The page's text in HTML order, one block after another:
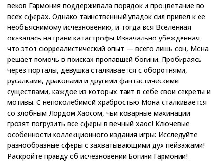
веков Гармония поддерживала порядок и процветание во
всех сферах. Однако таинственный упадок сил привел к ее
необъяснимому исчезновению, и тогда вся Вселенная
оказалась на грани катастрофы Изначально убежденная,
что этот сюрреалистический опыт — всего лишь сон, Мона
решает помочь в поисках пропавшей богини. Пробираясь
через порталы, девушка сталкивается с оборотнями,
русалками, драконами и другими фантастическими
существами, каждое из которых таит в себе свои секреты и
мотивы. С непоколебимой храбростью Мона сталкивается
со злобным Лордом Хаосом, чьи коварные махинации
грозят погрузить все сферы в вечный хаос! Ключевые
особенности коллекционного издания игры: Исследуйте
разнообразные сферы с захватывающими дух пейзажами!
Раскройте правду об исчезновении Богини Гармонии!